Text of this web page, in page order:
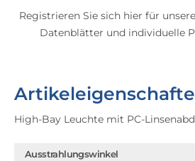
Registrieren Sie sich hier für
Datenblätter und individuelle
High-Bay Leuchte mit PC-
Ausstrahlungswinkel